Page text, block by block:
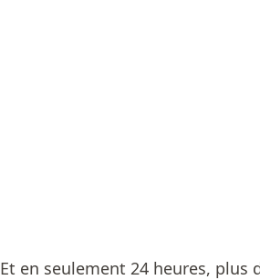
Et en seulement 24 heures,